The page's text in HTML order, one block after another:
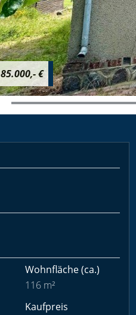
85.000,- €
Wohnfläche(ca.)
116 m²
Kaufpreis